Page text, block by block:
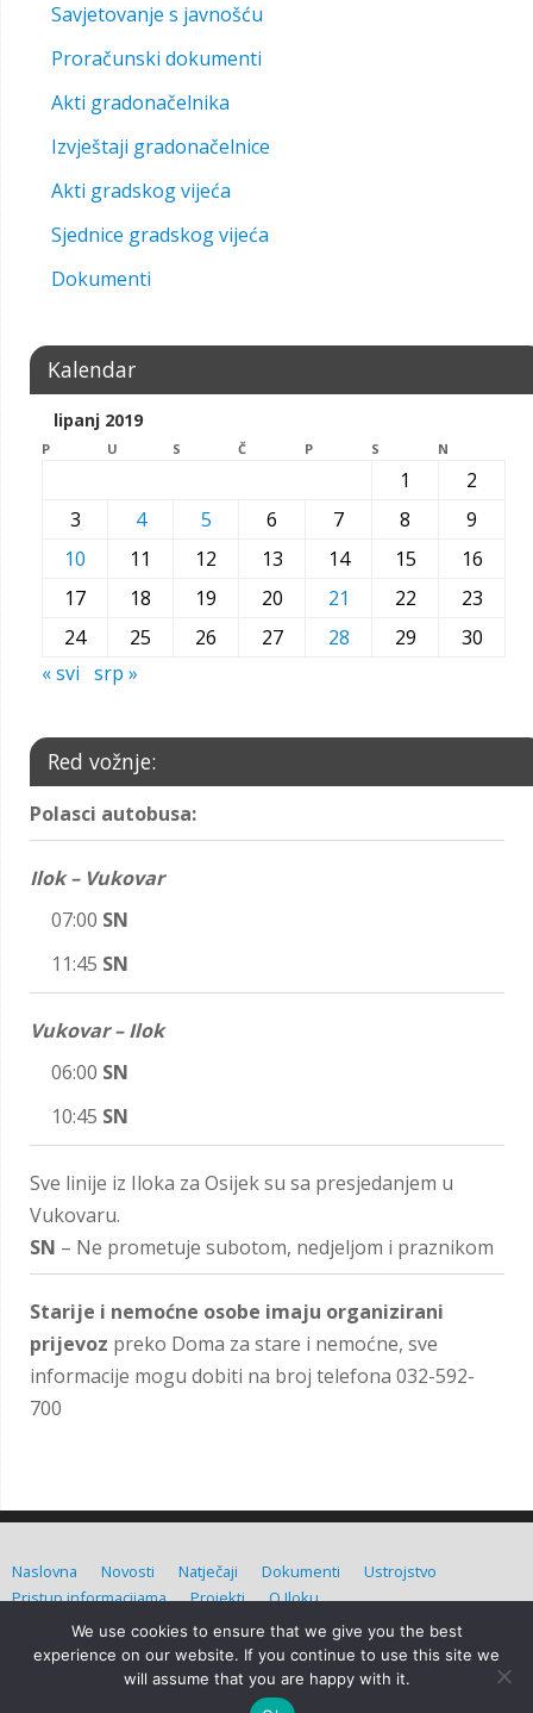
Savjetovanje s javnošću
Proračunski dokumenti
Akti gradonačelnika
Izvještaji gradonačelnice
Akti gradskog vijeća
Sjednice gradskog vijeća
Dokumenti
Kalendar
lipanj 2019
P U S Č P S N
1
2
3
4 5 6 7 8
9
10
11 12 13 14 15
16
17
18 19 20 21 22
23
24
25 26 27 28 29
30
« svi srp »
Red vožnje:
Polasci autobusa:
Ilok – Vukovar
07:00 SN
11:45 SN
Vukovar – Ilok
06:00 SN
10:45 SN
Sve linije iz Iloka za Osijek su sa presjedanjem u
Vukovaru.
SN – Ne prometuje subotom, nedjeljom i praznikom
Starije i nemoćne osobe imaju organizirani
prijevoz preko Doma za stare i nemoćne, sve
informacije mogu dobiti na broj telefona 032-592-
700
Naslovna Novosti Natječaji Dokumenti
Ustrojstvo
Pristup informacijama
Projekti O Iloku
Grad Ilok (C) Sva prava pridržana. Izradio: Admin d.o.o.
Grad Ilok| Powered by Mantra&WordPress.
We use cookies to ensure that we give you the best
experience on our website. If you continue to use this site we
will assume that you are happy with it.